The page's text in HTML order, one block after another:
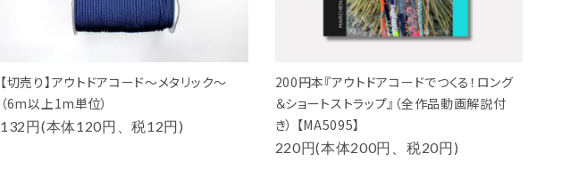
【切売り】アウトドアコード～メタリック～
（6m以上1m単位）
132円(本体120円、税12円)
200円本『アウトドアコードでつくる！ロング
＆ショートストラップ』（全作品動画解説付
き） 【MA5095】
220円(本体200円、税20円)